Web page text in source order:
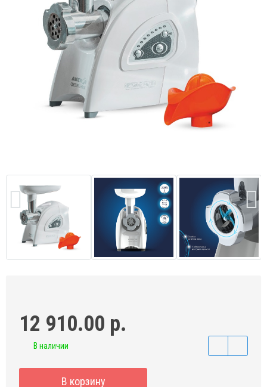
12 910.00 р.
В наличии
В корзину